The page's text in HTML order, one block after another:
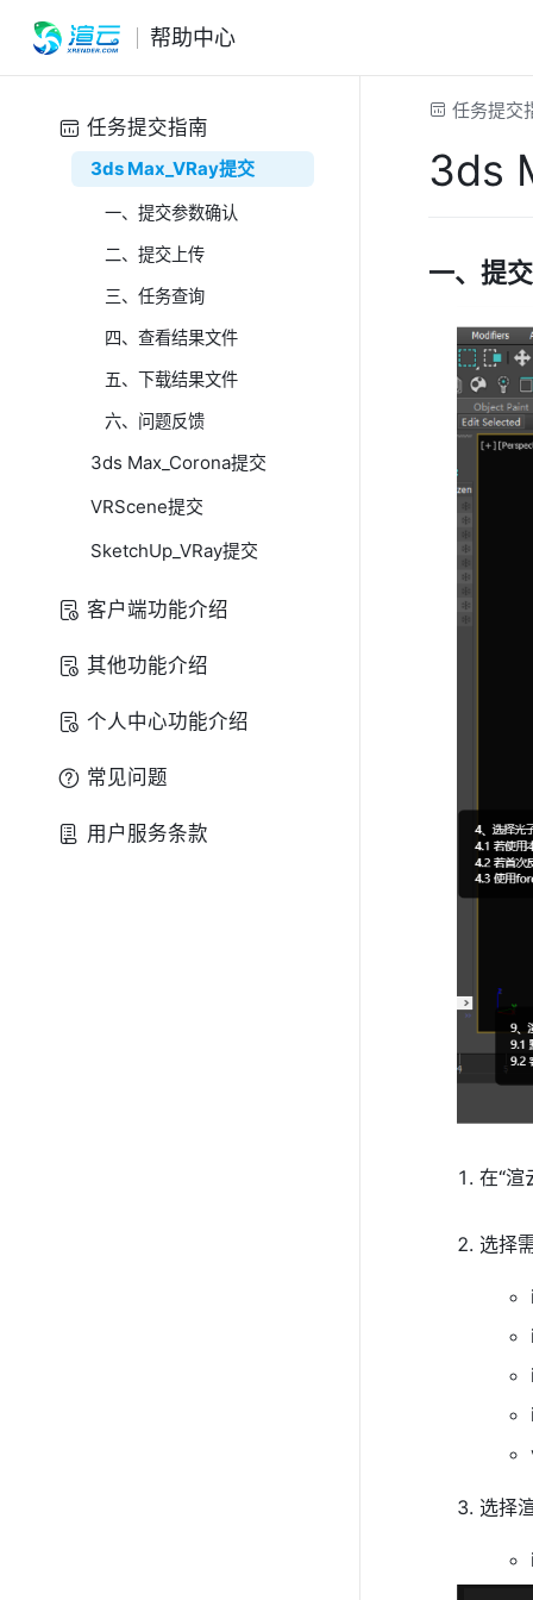
跳至主要內容
帮助中心
任务提交指南
3ds Max_VRay提交
一、提交参数确认
二、提交上传
三、任务查询
四、查看结果文件
五、下载结果文件
六、问题反馈
3ds Max_Corona提交
VRScene提交
SketchUp_VRay提交
客户端功能介绍
其他功能介绍
个人中心功能介绍
常见问题
用户服务条款
任务提交
3ds
一、提
在“渲
选择
选择